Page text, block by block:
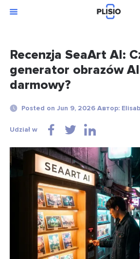
Recenzja SeaArt AI:
generator obrazów
darmowy?
Posted on Jun 9, 2026 Автор:
Udział w